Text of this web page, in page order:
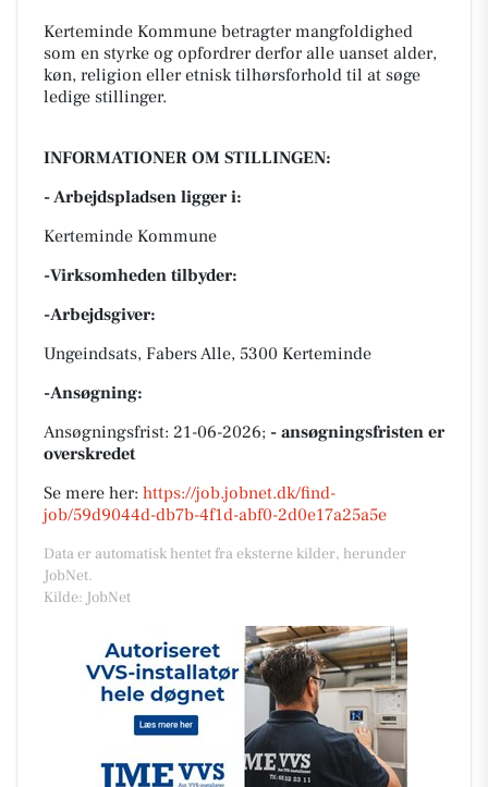
Kerteminde Kommune betragter mangfoldighed
som en styrke og opfordrer derfor alle uanset alder,
køn, religion eller etnisk tilhørsforhold til at søge
ledige stillinger.
INFORMATIONER OM STILLINGEN:
- Arbejdspladsen ligger i:
Kerteminde Kommune
-Virksomheden tilbyder:
-Arbejdsgiver:
Ungeindsats, Fabers Alle, 5300 Kerteminde
-Ansøgning:
Ansøgningsfrist: 21-06-2026; - ansøgningsfristen er
overskredet
Se mere her: https://job.jobnet.dk/find-
job/59d9044d-db7b-4f1d-abf0-2d0e17a25a5e
Data er automatisk hentet fra eksterne kilder, herunder
JobNet.
Kilde: JobNet